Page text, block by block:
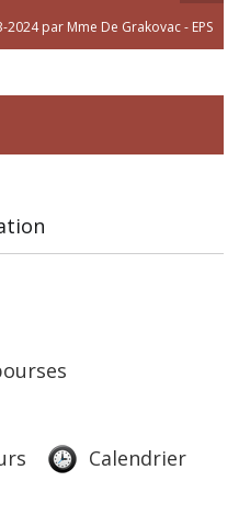
2024 par Mme De Grakovac - EPS
Calendrier